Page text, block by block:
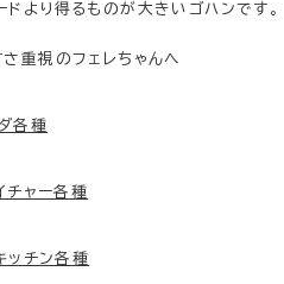
ドより得るものが大きいゴハンです。
さ重視のフェレちゃんへ
各種
チャー各種
ッチン各種